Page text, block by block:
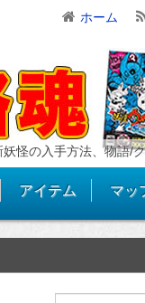
ホーム
怪の入手方法、物語/
アイテム マッ